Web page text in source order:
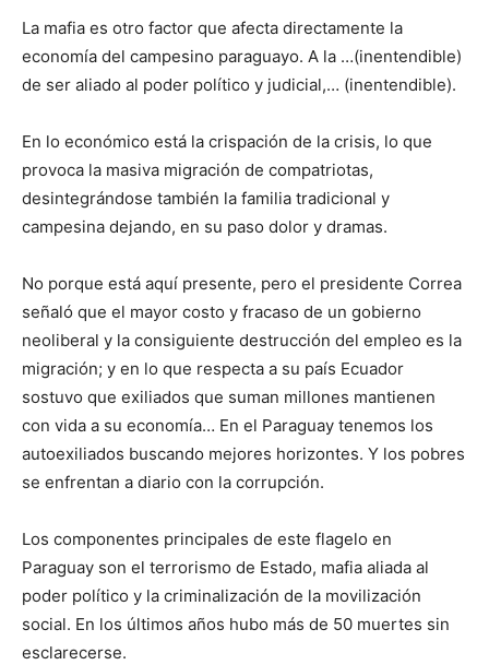
La mafia es otro factor que afecta directamente la
economía del campesino paraguayo. A la …(inentendible)
de ser aliado al poder político y judicial,… (inentendible).
En lo económico está la crispación de la crisis, lo que
provoca la masiva migración de compatriotas,
desintegrándose también la familia tradicional y
campesina dejando, en su paso dolor y dramas.
No porque está aquí presente, pero el presidente Correa
señaló que el mayor costo y fracaso de un gobierno
neoliberal y la consiguiente destrucción del empleo es la
migración; y en lo que respecta a su país Ecuador
sostuvo que exiliados que suman millones mantienen
con vida a su economía… En el Paraguay tenemos los
autoexiliados buscando mejores horizontes. Y los pobres
se enfrentan a diario con la corrupción.
Los componentes principales de este flagelo en
Paraguay son el terrorismo de Estado, mafia aliada al
poder político y la criminalización de la movilización
social. En los últimos años hubo más de 50 muertes sin
esclarecerse.